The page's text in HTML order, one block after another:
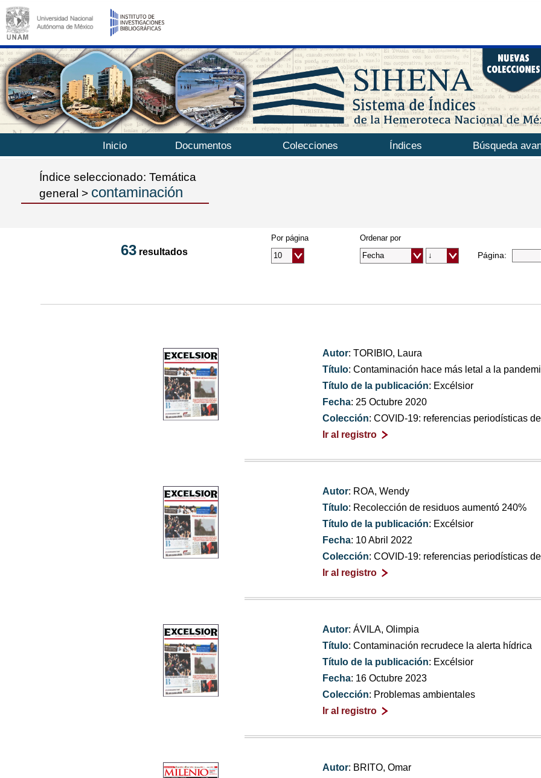
Inicio Documentos Colecciones Índices Búsqueda
Índice seleccionado: Temática
general > contaminación
63 resultados
Ordenar por
Por página
Página:
Autor: TORIBIO, Laura
Título: Contaminación hace más letal a la
Título de la publicación: Excélsior
Fecha: 25 Octubre 2020
Colección: COVID-19: referencias periodísticas
Ir al registro
Autor: ROA, Wendy
Título: Recolección de residuos aumentó 240%
Título de la publicación: Excélsior
Fecha: 10 Abril 2022
Colección: COVID-19: referencias periodísticas
Ir al registro
Autor: ÁVILA, Olimpia
Título: Contaminación recrudece la alerta hídrica
Título de la publicación: Excélsior
Fecha: 16 Octubre 2023
Colección: Problemas ambientales
Ir al registro
Autor: BRITO, Omar